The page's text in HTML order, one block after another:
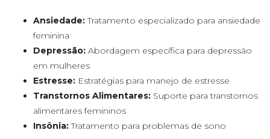
Ansiedade:Tratamento especializado para ansiedade
feminina
Depressão: Abordagem específica para depressão
em mulheres
Estresse: Estratégias para manejo de estresse
Transtornos Alimentares: Suporte para transtornos
alimentares femininos
Insônia:Tratamento para problemas de sono